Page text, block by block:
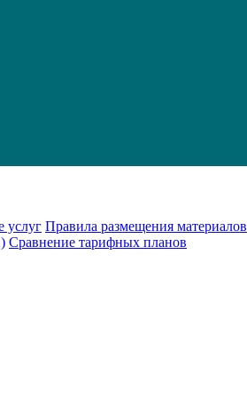
услуг Правила размещения материалов
Cравнение тарифных планов